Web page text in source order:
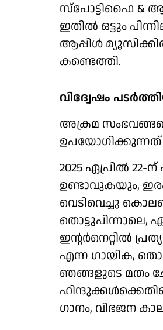
സ്‌പോട്ടിഫൈ &
ഇതില്‍ ഒട്ടും
ആപ്പിള്‍
കണ്ടെത്തി.
വിദ്വേഷം
അക്രമ
ഉപയോഗിക്കുന്നത്
2025 ഏപ്രില്‍
ഉണ്ടാവുകയും,
വെടിവെച്ചു
ഇന്റര്‍നെറ്റില്‍
എന്ന ഗായിക,
ഞങ്ങളുടെ മതം
ഗാനം, വിഭജന